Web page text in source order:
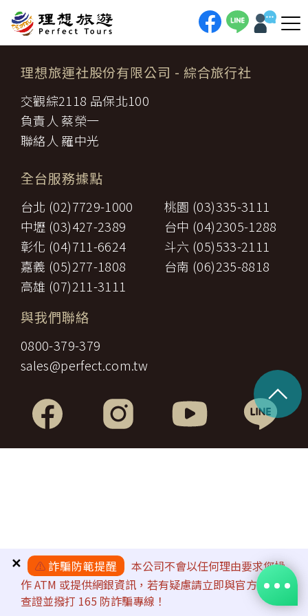
⚠️ 詐騙防範提醒
本公司不會以任何理由要求您操
作 ATM 或提供網銀資訊，若有疑慮請立即與官方客服
查證並撥打 165 防詐騙專線！
✕
理想旅運社股份有限公司 - 綜合旅行社
交觀綜2118 品保北100
負責人 蔡榮一
聯絡人 羅中光
全台服務據點
台北 (02)7729-1000
桃園 (03)335-3111
中壢 (03)427-2389
台中 (04)2305-1288
彰化 (04)711-6624
斗六 (05)533-2111
嘉義 (05)277-1808
台南 (06)235-8818
高雄 (07)211-3111
與我們聯絡
0800-379-379
sales@perfect.com.tw
^